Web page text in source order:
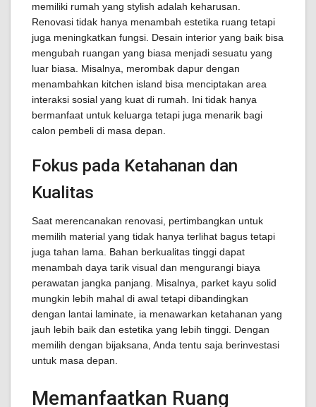
memiliki rumah yang stylish adalah keharusan.
Renovasi tidak hanya menambah estetika ruang tetapi
juga meningkatkan fungsi. Desain interior yang baik bisa
mengubah ruangan yang biasa menjadi sesuatu yang
luar biasa. Misalnya, merombak dapur dengan
menambahkan kitchen island bisa menciptakan area
interaksi sosial yang kuat di rumah. Ini tidak hanya
bermanfaat untuk keluarga tetapi juga menarik bagi
calon pembeli di masa depan.
Fokus pada Ketahanan dan
Kualitas
Saat merencanakan renovasi, pertimbangkan untuk
memilih material yang tidak hanya terlihat bagus tetapi
juga tahan lama. Bahan berkualitas tinggi dapat
menambah daya tarik visual dan mengurangi biaya
perawatan jangka panjang. Misalnya, parket kayu solid
mungkin lebih mahal di awal tetapi dibandingkan
dengan lantai laminate, ia menawarkan ketahanan yang
jauh lebih baik dan estetika yang lebih tinggi. Dengan
memilih dengan bijaksana, Anda tentu saja berinvestasi
untuk masa depan.
Memanfaatkan Ruang